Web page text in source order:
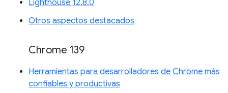
Lighthouse 12.8.0
Otros aspectos destacados
Chrome 139
Herramientas para desarrolladores de Chrome más
confiables y productivas